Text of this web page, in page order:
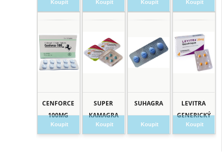
Koupit Koupit Koupit Koupit
CENFORCE
100MG
Koupit
SUPER
KAMAGRA
Koupit
SUHAGRA
Koupit
LEVITRA
GENERICKÝ
Koupit